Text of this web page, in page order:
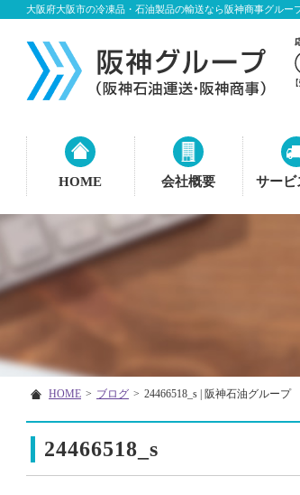
大阪府大阪市の冷凍品・石油製品の輸送なら阪神商事グルー
HOME 会社概要 サービ
HOME > ブログ > 24466518_s | 阪神石油グループ
24466518_s